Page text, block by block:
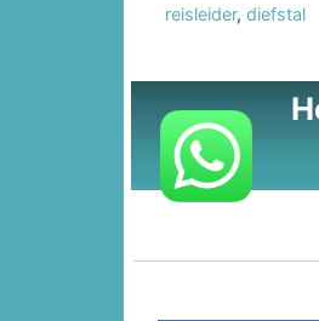
reisleider, diefstal